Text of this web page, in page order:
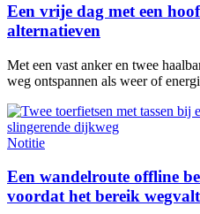
Een vrije dag met een
alternatieven
Met een vast anker en twee
weg ontspannen als weer of
Notitie
Een wandelroute offline
voordat het bereik wegvalt